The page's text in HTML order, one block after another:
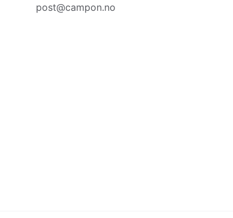
post@campon.no